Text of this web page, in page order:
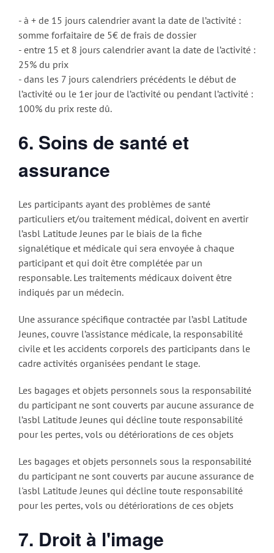
- à + de 15 jours calendrier avant la date de l’activité :
somme forfaitaire de 5€ de frais de dossier
- entre 15 et 8 jours calendrier avant la date de l’activité :
25% du prix
- dans les 7 jours calendriers précédents le début de
l’activité ou le 1er jour de l’activité ou pendant l’activité :
100% du prix reste dû.
6. Soins de santé et
assurance
Les participants ayant des problèmes de santé
particuliers et/ou traitement médical, doivent en avertir
l’asbl Latitude Jeunes par le biais de la fiche
signalétique et médicale qui sera envoyée à chaque
participant et qui doit être complétée par un
responsable. Les traitements médicaux doivent être
indiqués par un médecin.
Une assurance spécifique contractée par l’asbl Latitude
Jeunes, couvre l’assistance médicale, la responsabilité
civile et les accidents corporels des participants dans le
cadre activités organisées pendant le stage.
Les bagages et objets personnels sous la responsabilité
du participant ne sont couverts par aucune assurance de
l’asbl Latitude Jeunes qui décline toute responsabilité
pour les pertes, vols ou détériorations de ces objets
Les bagages et objets personnels sous la responsabilité
du participant ne sont couverts par aucune assurance de
l'asbl Latitude Jeunes qui décline toute responsabilité
pour les pertes, vols ou détériorations de ces objets
7. Droit à l'image